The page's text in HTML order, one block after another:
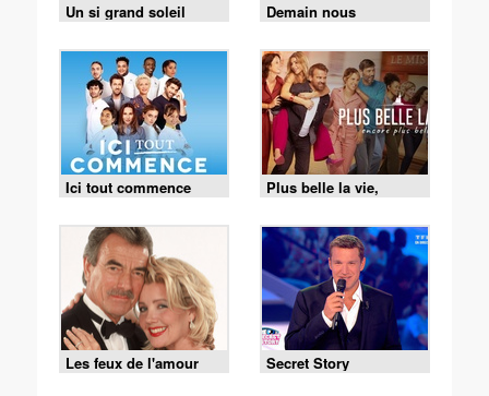
Un si grand soleil Demain nous
appartient
Ici tout commence Plus belle la vie,
encore plus belle
Les feux de l'amour Secret Story